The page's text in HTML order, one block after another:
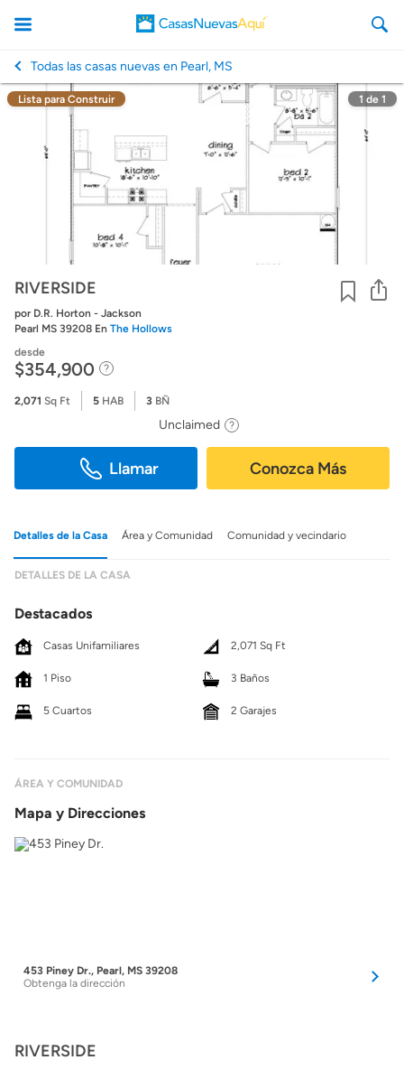
CasasNuevasAqui
Todas las casas nuevas en Pearl, MS
Lista para Construir 1 de 1
RIVERSIDE
por D.R. Horton - Jackson
Pearl MS 39208 En The Hollows
desde
$354,900
2,071 Sq Ft 5 HAB 3 BÑ
Unclaimed
Llamar Conozca Más
Detalles de la Casa Área y Comunidad Comunidad y vecindario
DETALLES DE LA CASA
Destacados
Casas Unifamiliares 2,071 Sq Ft
1 Piso 3 Baños
5 Cuartos 2 Garajes
ÁREA Y COMUNIDAD
Mapa y Direcciones
453 Piney Dr., Pearl, MS 39208
Obtenga la dirección
RIVERSIDE